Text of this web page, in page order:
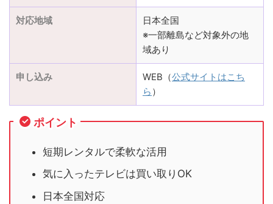
対応地域
日本全国
※一部離島など対象外の地
域あり
申し込み WEB（公式サイトはこち
ら ）
ポイント
短期レンタルで柔軟な活用
気に入ったテレビは買い取りOK
日本全国対応